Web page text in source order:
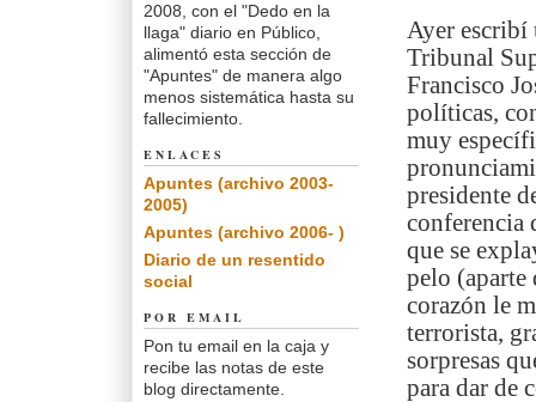
Ayer
Tribunal
Francisco
políticas,
muy
presidente
conferencia
que se
pelo (aparte
corazón le
terrorista,
sorpresas
para dar de
2008, con el "Dedo en la
llaga" diario en Público,
alimentó esta sección de
"Apuntes" de manera algo
menos sistemática hasta su
fallecimiento.
ENLACES
Apuntes (archivo 2003-
2005)
Apuntes (archivo 2006- )
Diario de un resentido
social
POR EMAIL
Pon tu email en la caja y
recibe las notas de este
blog directamente.